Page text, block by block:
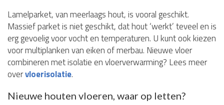
Lamelparket, van meerlaags hout, is vooral geschikt.
Massief parket is niet geschikt, dat hout ‘werkt’ teveel en is
erg gevoelig voor vocht en temperaturen. U kunt ook kiezen
voor multiplanken van eiken of merbau. Nieuwe vloer
combineren met isolatie en vloerverwarming? Lees meer
overvloerisolatie.
Nieuwe houten vloeren, waar op letten?